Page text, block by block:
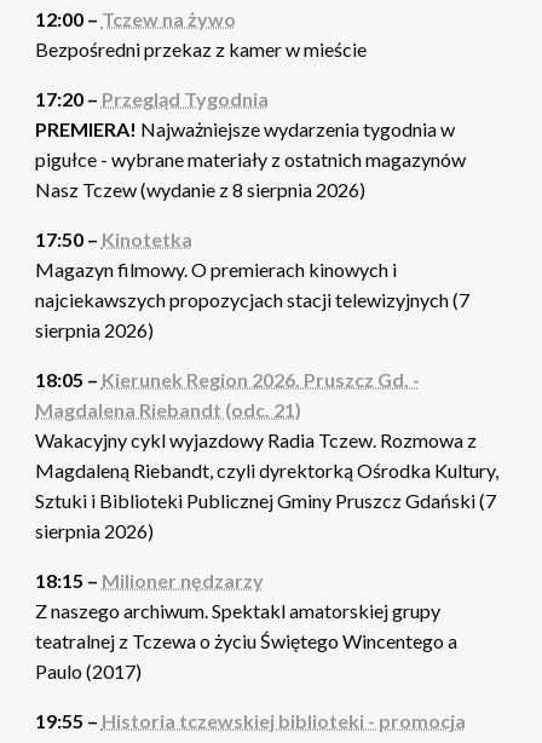
12:00 – Tczew na żywo
Bezpośredni przekaz z kamer w mieście
17:20 – Przegląd Tygodnia
PREMIERA! Najważniejsze wydarzenia tygodnia w
pigułce - wybrane materiały z ostatnich magazynów
Nasz Tczew (wydanie z 8 sierpnia 2026)
17:50 – Kinotetka
Magazyn filmowy. O premierach kinowych i
najciekawszych propozycjach stacji telewizyjnych (7
sierpnia 2026)
18:05 – Kierunek Region 2026. Pruszcz Gd. -
Magdalena Riebandt (odc. 21)
Wakacyjny cykl wyjazdowy Radia Tczew. Rozmowa z
Magdaleną Riebandt, czyli dyrektorką Ośrodka Kultury,
Sztuki i Biblioteki Publicznej Gminy Pruszcz Gdański (7
sierpnia 2026)
18:15 – Milioner nędzarzy
Z naszego archiwum. Spektakl amatorskiej grupy
teatralnej z Tczewa o życiu Świętego Wincentego a
Paulo (2017)
19:55 – Historia tczewskiej biblioteki - promocja